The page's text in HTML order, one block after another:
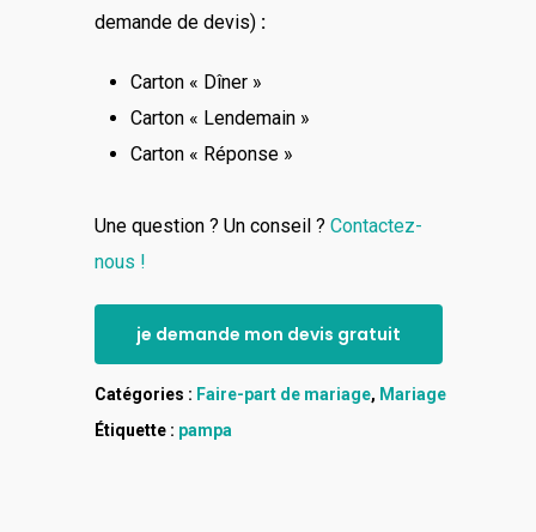
demande de devis) :
Carton « Dîner »
Carton « Lendemain »
Carton « Réponse »
Une question ? Un conseil ? Contactez-
nous !
je demande mon devis gratuit
Catégories : Faire-part de mariage, Mariage
Étiquette : pampa